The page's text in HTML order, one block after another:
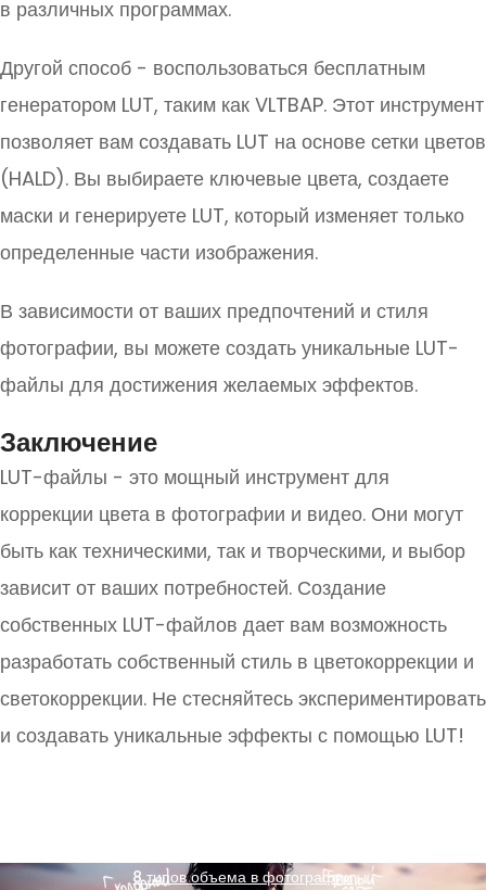
в различных программах.
Другой способ - воспользоваться бесплатным
генератором LUT, таким как VLTBAP. Этот инструмент
позволяет вам создавать LUT на основе сетки цветов
(HALD). Вы выбираете ключевые цвета, создаете
маски и генерируете LUT, который изменяет только
определенные части изображения.
В зависимости от ваших предпочтений и стиля
фотографии, вы можете создать уникальные LUT-
файлы для достижения желаемых эффектов.
Заключение
LUT-файлы - это мощный инструмент для
коррекции цвета в фотографии и видео. Они могут
быть как техническими, так и творческими, и выбор
зависит от ваших потребностей. Создание
собственных LUT-файлов дает вам возможность
разработать собственный стиль в цветокоррекции и
светокоррекции. Не стесняйтесь экспериментировать
и создавать уникальные эффекты с помощью LUT!
8 типов объема в фотографии